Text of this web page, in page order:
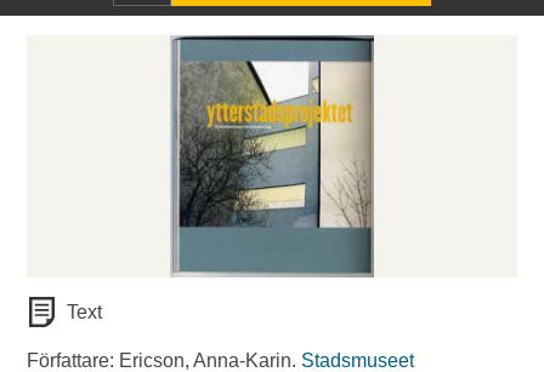
Text
Författare: Ericson, Anna-Karin. Stadsmuseet